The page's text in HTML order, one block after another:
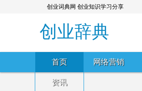
创业词典网 创业知识学习分享
创业辞典
首页 网络营销
资讯